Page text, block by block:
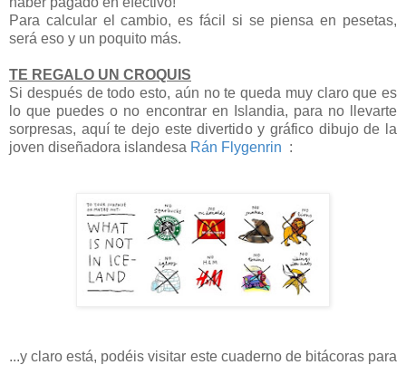
Para calcular el cambio, es fácil si se piensa en pesetas,
será eso y un poquito más.
TE REGALO UN CROQUIS
Si después de todo esto, aún no te queda muy claro que es
lo que puedes o no encontrar en Islandia, para no llevarte
sorpresas, aquí te dejo este divertido y gráfico dibujo de la
joven diseñadora islandesa Rán Flygenrin :
...y claro está, podéis visitar este cuaderno de bitácoras para